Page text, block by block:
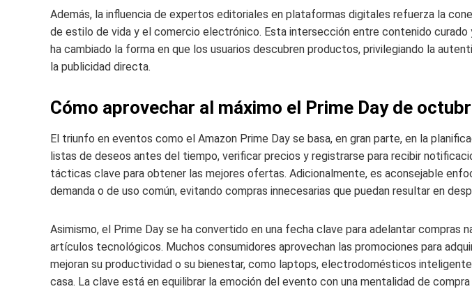
Además, la influencia de expertos editoriales en plataformas digitales refuerza la
de estilo de vida y el comercio electrónico. Esta intersección entre contenido curado
ha cambiado la forma en que los usuarios descubren productos, privilegiando la
la publicidad directa.
Cómo aprovechar al máximo el Prime Day de
El triunfo en eventos como el Amazon Prime Day se basa, en gran parte, en la
listas de deseos antes del tiempo, verificar precios y registrarse para recibir
tácticas clave para obtener las mejores ofertas. Adicionalmente, es aconsejable
demanda o de uso común, evitando compras innecesarias que puedan resultar en
Asimismo, el Prime Day se ha convertido en una fecha clave para adelantar compras
artículos tecnológicos. Muchos consumidores aprovechan las promociones para
mejoran su productividad o su bienestar, como laptops, electrodomésticos
casa. La clave está en equilibrar la emoción del evento con una mentalidad de